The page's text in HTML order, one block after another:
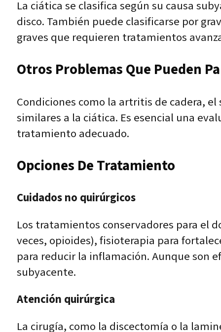
La ciática se clasifica según su causa
disco. También puede clasificarse por
graves que requieren tratamientos
Otros Problemas Que Pueden
Condiciones como la artritis de cadera,
similares a la ciática. Es esencial una
tratamiento adecuado.
Opciones De Tratamiento
Cuidados no quirúrgicos
Los tratamientos conservadores para el
veces, opioides), fisioterapia para
para reducir la inflamación. Aunque son
subyacente.
Atención quirúrgica
La cirugía, como la discectomía o la